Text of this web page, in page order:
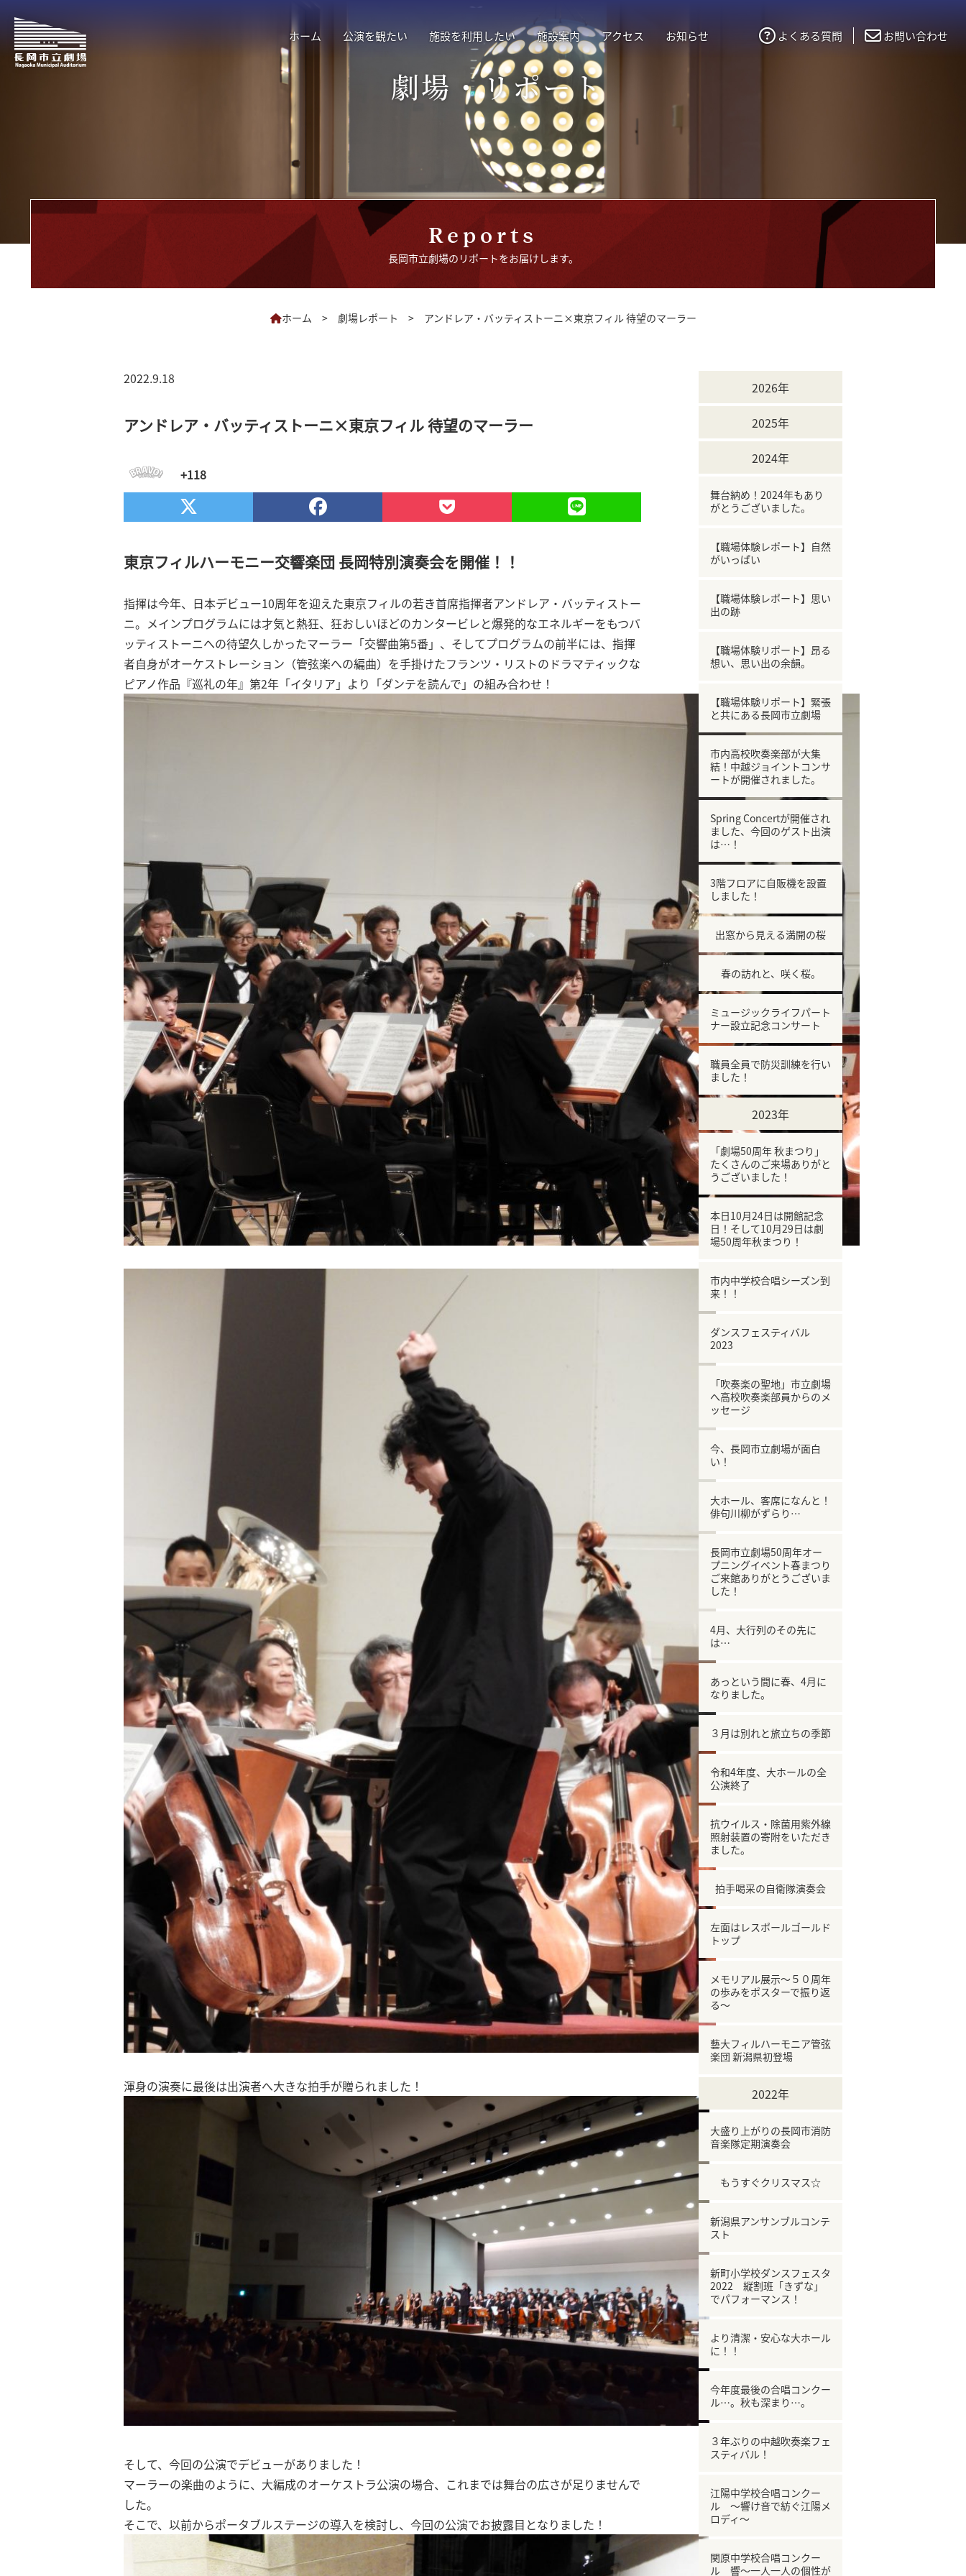
ホーム 公演を観たい 施設を利用したい 施設案内 アクセス お知らせ よくある質問 お問い合わせ
劇場・リポート
Reports
長岡市立劇場のリポートをお届けします。
ホーム > 劇場レポート > アンドレア・バッティストーニ×東京フィル 待望のマーラー
2022.9.18
アンドレア・バッティストーニ×東京フィル 待望のマーラー
+118
東京フィルハーモニー交響楽団 長岡特別演奏会を開催！！
指揮は今年、日本デビュー10周年を迎えた東京フィルの若き首席指揮者アンドレア・バッティストー
ニ。メインプログラムには才気と熱狂、狂おしいほどのカンタービレと爆発的なエネルギーをもつバ
ッティストーニへの待望久しかったマーラー「交響曲第5番」、そしてプログラムの前半には、指揮
者自身がオーケストレーション（管弦楽への編曲）を手掛けたフランツ・リストのドラマティックな
ピアノ作品『巡礼の年』第2年「イタリア」より「ダンテを読んで」の組み合わせ！
渾身の演奏に最後は出演者へ大きな拍手が贈られました！
そして、今回の公演でデビューがありました！
マーラーの楽曲のように、大編成のオーケストラ公演の場合、これまでは舞台の広さが足りませんで
した。
そこで、以前からポータブルステージの導入を検討し、今回の公演でお披露目となりました！
2026年
2025年
2024年
舞台納め！2024年もあり
がとうございました。
【職場体験レポート】自然
がいっぱい
【職場体験レポート】思い
出の跡
【職場体験リポート】昂る
想い、思い出の余韻。
【職場体験リポート】緊張
と共にある長岡市立劇場
市内高校吹奏楽部が大集
結！中越ジョイントコンサ
ートが開催されました。
Spring Concertが開催され
ました、今回のゲスト出演
は…！
3階フロアに自販機を設置
しました！
出窓から見える満開の桜
春の訪れと、咲く桜。
ミュージックライフパート
ナー設立記念コンサート
職員全員で防災訓練を行い
ました！
2023年
「劇場50周年 秋まつり」
たくさんのご来場ありがと
うございました！
本日10月24日は開館記念
日！そして10月29日は劇
場50周年秋まつり！
市内中学校合唱シーズン到
来！！
ダンスフェスティバル
2023
「吹奏楽の聖地」市立劇場
へ高校吹奏楽部員からのメ
ッセージ
今、長岡市立劇場が面白
い！
大ホール、客席になんと！
俳句川柳がずらり…
長岡市立劇場50周年オー
プニングイベント春まつり
ご来館ありがとうございま
した！
4月、大行列のその先に
は…
あっという間に春、4月に
なりました。
３月は別れと旅立ちの季節
令和4年度、大ホールの全
公演終了
抗ウイルス・除菌用紫外線
照射装置の寄附をいただき
ました。
拍手喝采の自衛隊演奏会
左面はレスポールゴールド
トップ
メモリアル展示～５０周年
の歩みをポスターで振り返
る～
藝大フィルハーモニア管弦
楽団 新潟県初登場
2022年
大盛り上がりの長岡市消防
音楽隊定期演奏会
もうすぐクリスマス☆
新潟県アンサンブルコンテ
スト
新町小学校ダンスフェスタ
2022 縦割班「きずな」
でパフォーマンス！
より清潔・安心な大ホール
に！！
今年度最後の合唱コンクー
ル…。秋も深まり…。
３年ぶりの中越吹奏楽フェ
スティバル！
江陽中学校合唱コンクー
ル ～響け音で紡ぐ江陽メ
ロディ～
関原中学校合唱コンクー
ル 響～一人一人の個性が